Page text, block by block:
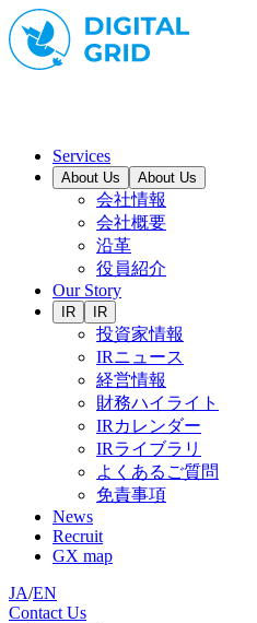
Services
About Us About Us
会社情報
会社概要
沿革
役員紹介
Our Story
IR IR
投資家情報
IRニュース
経営情報
財務ハイライト
IRカレンダー
IRライブラリ
よくあるご質問
免責事項
News
Recruit
GX map
JA/EN
Contact Us